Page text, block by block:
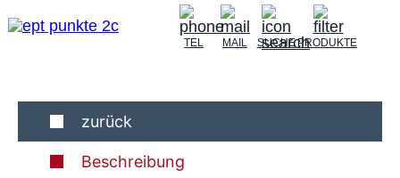
TEL MAIL SUCHEPRODUKTE
zurück
Beschreibung